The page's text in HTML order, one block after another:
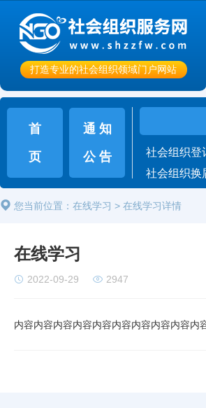
打造专业的社会组织领域门户网站
首
页
通 知
公 告
社会组织登
社会组织换
您当前位置：在线学习 > 在线学习详情
在线学习
2022-09-29 2947
内容内容内容内容内容内容内容内容内容内